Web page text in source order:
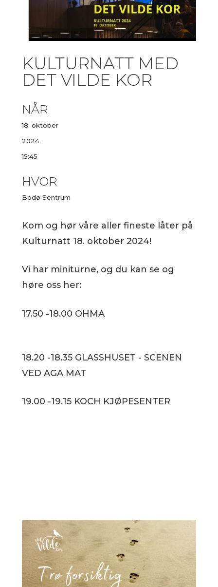
KULTURNATT MED
DET VILDE KOR
NÅR
18. oktober
2024
15:45
HVOR
Bodø Sentrum
Kom og hør våre aller fineste låter på
Kulturnatt 18. oktober 2024!
Vi har miniturne, og du kan se og
høre oss her:
17.50 -18.00 OHMA
18.20 -18.35 GLASSHUSET - SCENEN
VED AGA MAT
19.00 -19.15 KOCH KJØPESENTER